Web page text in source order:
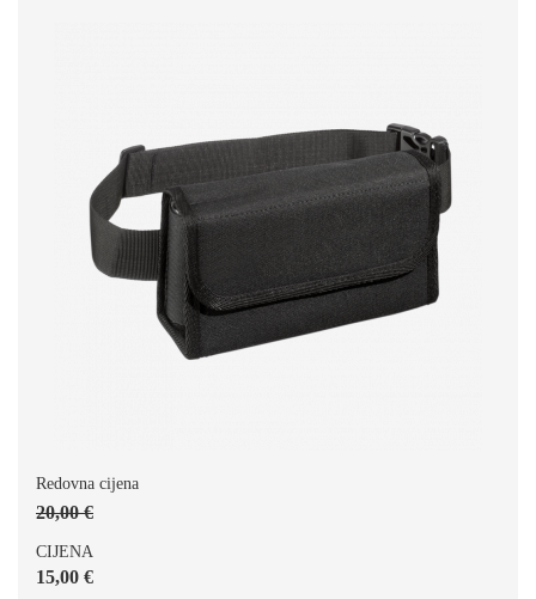
Redovna cijena
20,00 €
CIJENA
15,00 €